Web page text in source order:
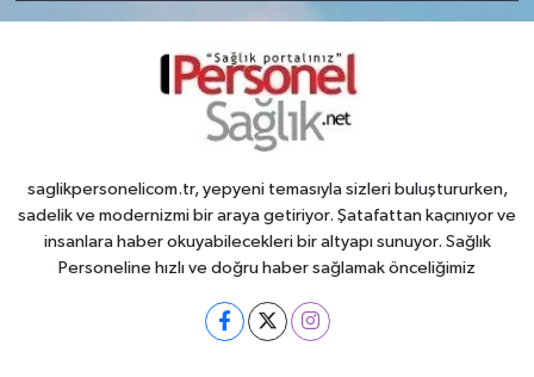
saglikpersonelicom.tr, yepyeni temasıyla sizleri buluştururken,
sadelik ve modernizmi bir araya getiriyor. Şatafattan kaçınıyor ve
insanlara haber okuyabilecekleri bir altyapı sunuyor. Sağlık
Personeline hızlı ve doğru haber sağlamak önceliğimiz